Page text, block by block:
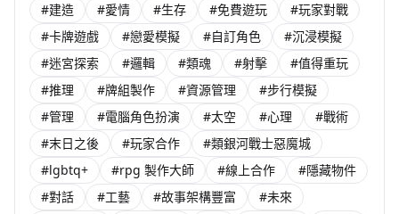
#建造
#愛情 #生存 #免費遊玩
#玩家對戰
#卡牌遊戲
#戀愛模擬 #自訂角色
#沉浸模擬
#迷宮探索
#邏輯 #類魂 #射擊
#值得重玩
#推理
#牌組製作 #資源管理
#步行模擬
#管理
#電腦角色扮演 #太空 #心理
#戰術
#末日之後
#玩家合作
#類銀河戰士惡魔城
#lgbtq+
#rpg 製作大師 #線上合作
#隱藏物件
#對話
#工藝 #故事架構豐富
#未來